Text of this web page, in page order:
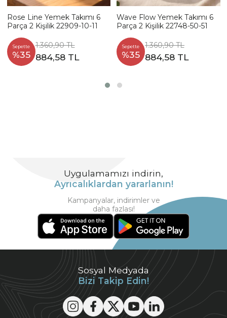
Rose Line Yemek Takımı 6
Parça 2 Kişilik 22909-10-11
Sepette
%35
1.360,90 TL
884,58 TL
Wave Flow Yemek Takımı 6
Parça 2 Kişilik 22748-50-51
Sepette
%35
1.360,90 TL
884,58 TL
Sosyal Medyada
Bizi Takip Edin!
Uygulamamızı indirin,
Ayrıcalıklardan yararlanın!
Kampanyalar, indirimler ve
daha fazlası!